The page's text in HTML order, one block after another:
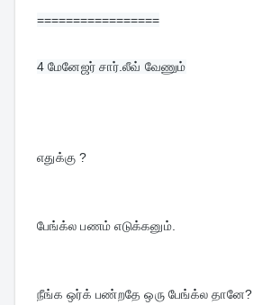
=================
4 மேனேஜர் சார்.லீவ் வேணும்
எதுக்கு ?
பேங்க்ல பணம் எடுக்கனும்.
நீங்க ஒர்க் பண்றதே ஒரு பேங்க்ல தானே?